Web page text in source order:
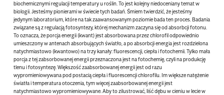
biochemicznymi regulacji temperatury u roślin. To jest kolejny niedoceniany temat w
biologii. Jesteśmy pionierami w świecie tych badań. Śmiem twierdzić, że jesteśmy
jedynym laboratorium, które na tak zaawansowanym poziomie bada ten proces. Badania
związane są z regulacją fotosyntezy, której mechanizm zaczyna się od absorbcji fotonu.
To oznacza, że porcja energii (kwant) jest absorbowana przez chlorofil odpowiednio
umieszczony w antenach absorbujących światło, a po absorbcji energia jest rozdzielona
natychmiastowo (kwantowo) na trzy kanały: fluorescencji, ciepła i fotochemii. Tylko mała
porcja z tej zabsorbowanej energii przeznaczona jest na fotochemię, czyli na produkcję
tlenu i fotosyntezę. Większość zaabsorbowanej energii jest od razu
wypromieniowywana pod postacią ciepła i fluorescencji chlorofilu. Im większe natężenie
światła i temperatura otoczenia, tym więcej zaabsorbowanej energii jest
natychmiastowo wypromieniowywane. Aby to zilustrować, liść dębu w cieniu w lecie w